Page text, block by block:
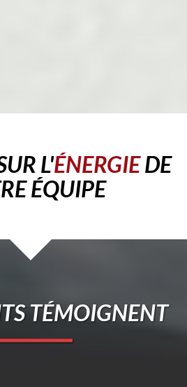
L'ÉNERGIEDE
ÉQUIPE
TÉMOIGNENT